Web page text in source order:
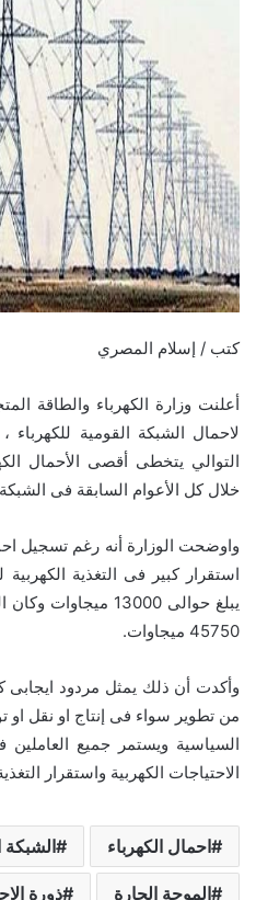
كتب / إسلام المصري
أعلنت وزارة الكهرباء والطاقة
لاحمال الشبكة القومية للكهرباء
خلال كل الأعوام السابقة فى الشبكة
واوضحت الوزارة أنه رغم تسجيل
استقرار كبير فى التغذية
يبلغ حوالى 13000
45750 ميجاوات.
وأكدت أن ذلك يمثل مردود ايجابى
من تطوير سواء فى إنتاج او نقل او
السياسية ويستمر جميع العاملين
الاحتياجات الكهربية واستقرار
احمال الكهرباء الشبكة
الموجة الحارة ذورة